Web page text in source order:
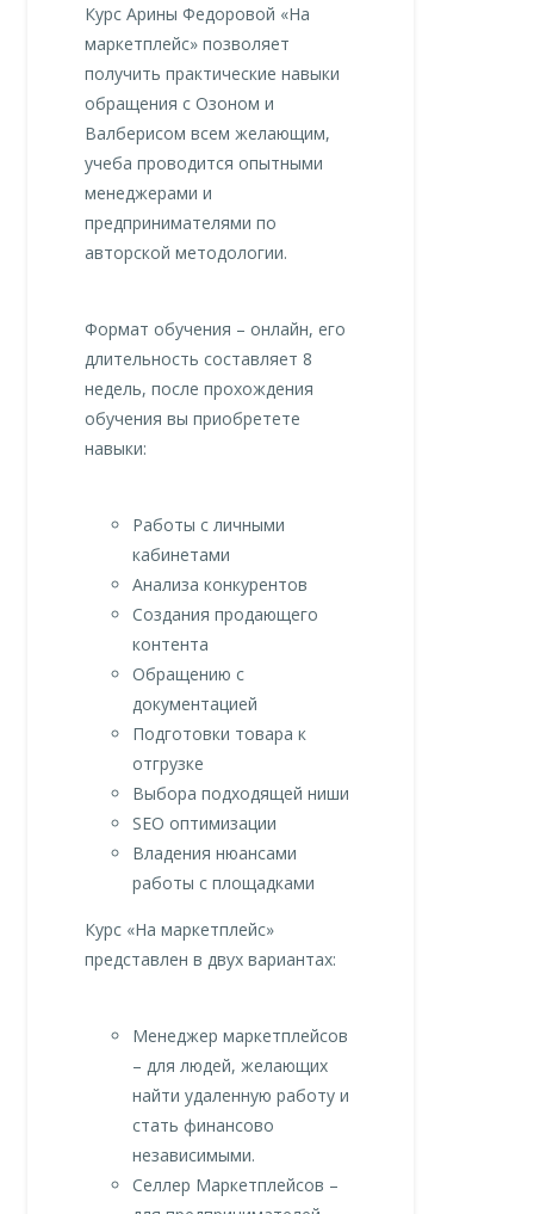
Курс Арины Федоровой «На
маркетплейс» позволяет
получить практические навыки
обращения с Озоном и
Валберисом всем желающим,
учеба проводится опытными
менеджерами и
предпринимателями по
авторской методологии.
Формат обучения – онлайн, его
длительность составляет 8
недель, после прохождения
обучения вы приобретете
навыки:
Работы с личными
кабинетами
Анализа конкурентов
Создания продающего
контента
Обращению с
документацией
Подготовки товара к
отгрузке
Выбора подходящей ниши
SEO оптимизации
Владения нюансами
работы с площадками
Курс «На маркетплейс»
представлен в двух вариантах:
Менеджер маркетплейсов
– для людей, желающих
найти удаленную работу и
стать финансово
независимыми.
Селлер Маркетплейсов –